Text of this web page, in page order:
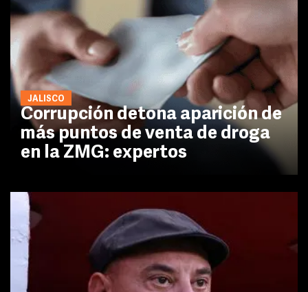
JALISCO
Corrupción detona aparición de
más puntos de venta de droga
en la ZMG: expertos